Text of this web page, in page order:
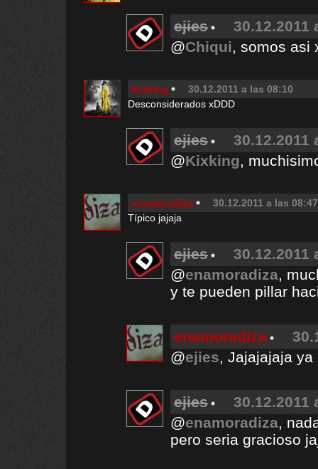
ejies
30.12.2011
@Chiqui, somos asi
Kixking
30.12.2011 a las 08:10
Desconsiderados xDDD
ejies
30.12.2011
@Kixking,
enamoradiza
30.12.2011 a las 08:47
Típico jajaja
ejies
30.12.2011
@enamoradiza,
y te pueden pillar
enamoradiza
@ejies, Jajajajaja
ejies
30.12.2011
@enamoradiza,
pero seria gracioso